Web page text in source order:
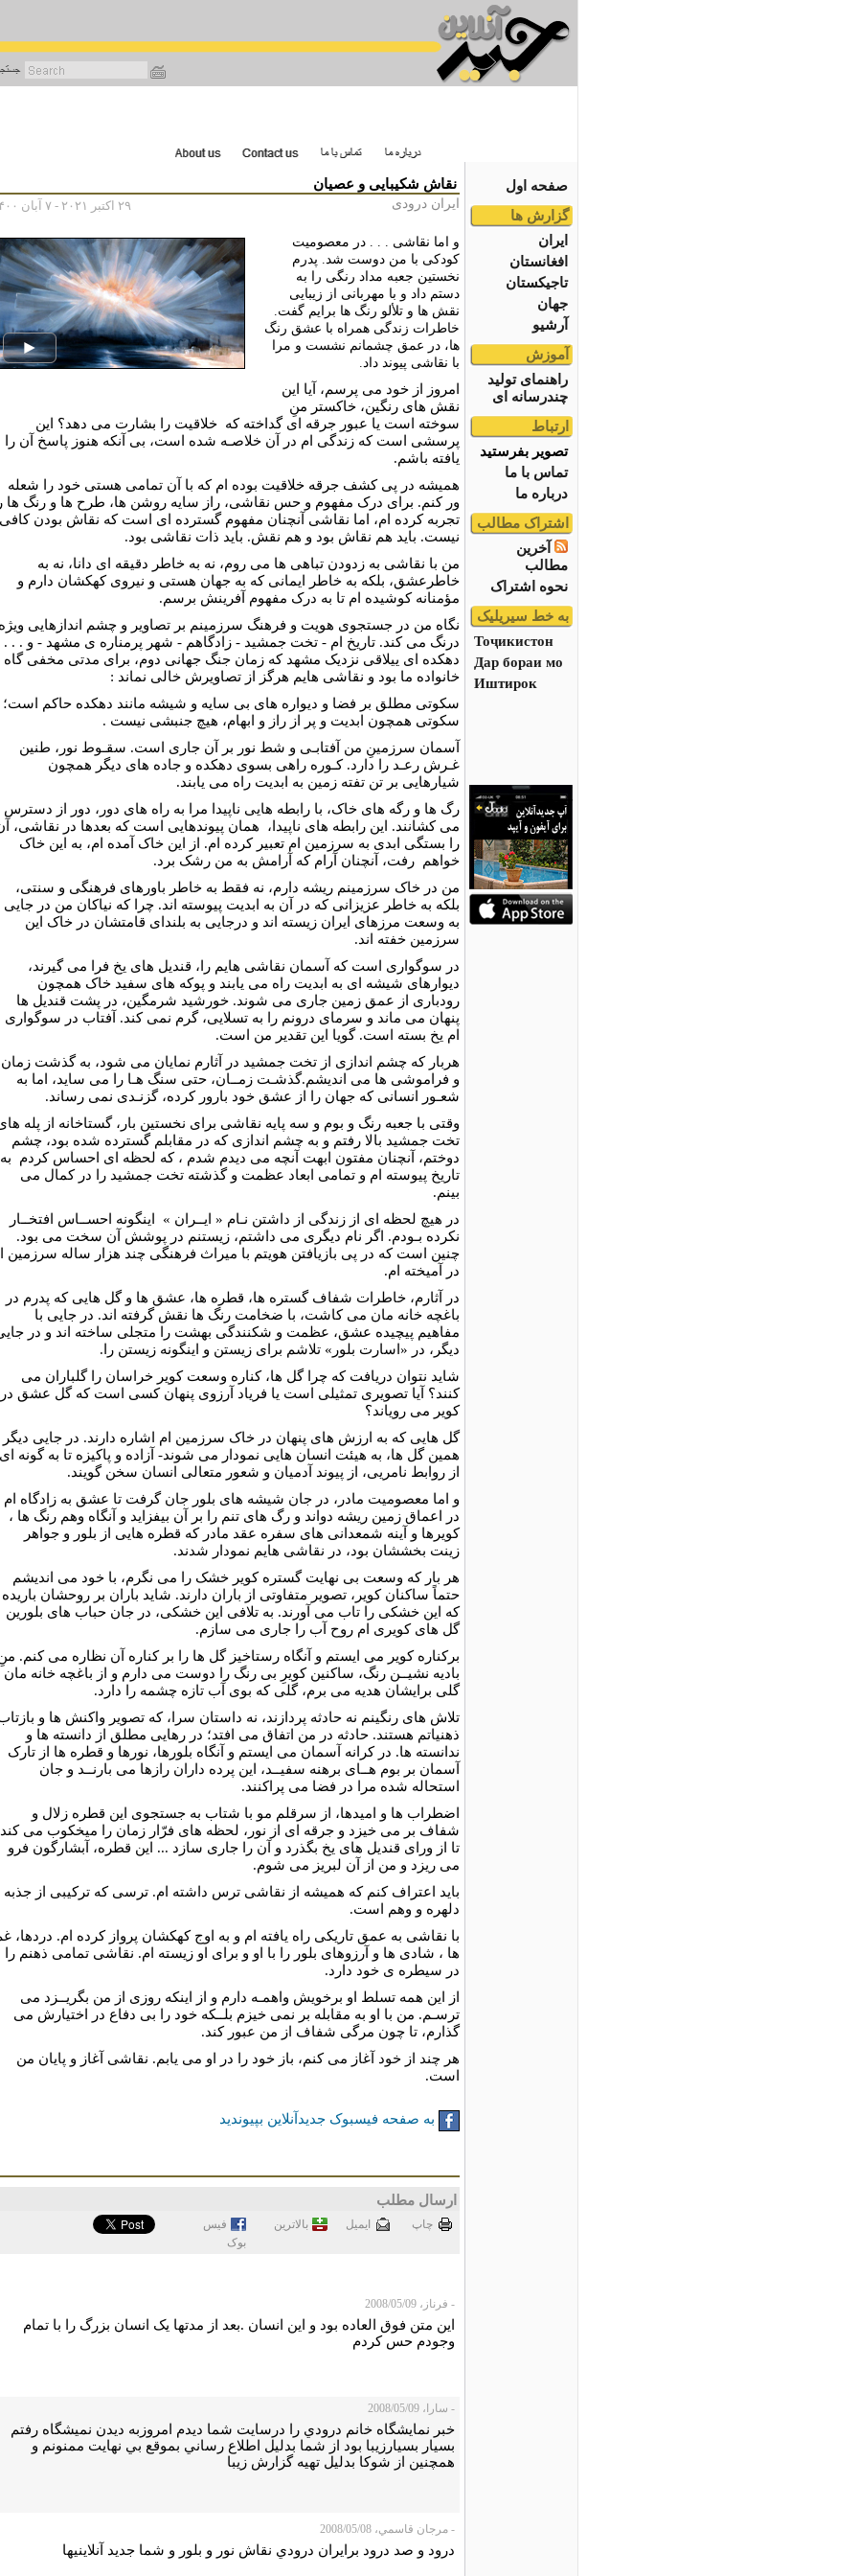
صفحه اول
گزارش ها
ایران
افغانستان
تاجیکستان
جهان
آرشیو
آموزش
راهنمای تولید
چندرسانه ای
ارتباط
تصویر بفرستید
تماس با ما
درباره ما
اشتراک مطالب
آخرین
مطالب
نحوه اشتراک
به خط سیریلیک
Тоҷикистон
Дар бораи мо
Иштирок
نقاش شکیبایی و عصيان
۲۹ اکتبر ۲۰۲۱ - ۷ آبان ۱۴۰۰ ایران درودی
و اما نقاشی . . . در معصومیت
کودکی با من دوست شد. پدرم
نخستین جعبه‌ مداد رنگی را به
دستم داد و با مهربانی از زیبایی
نقش ها و تلألو رنگ ها برایم گفت.
خاطرات زندگی همراه با عشق رنگ
ها، در عمق چشمانم نشست و مرا
با نقاشی پیوند داد.
امروز از خود می پرسم، آیا این
نقش های رنگین، خاکستر منِ
سوخته است یا عبور جرقه ای گداخته که خلاقیت را بشارت می دهد؟ این
پرسشی است که زندگی ام در آن خلاصـه شده است، بی آنکه هنوز پاسخ آن را
یافته باشم.
همیشه در پی کشف جرقه خلاقیت بوده ام که با آن تمامی هستی خود را شعله
ور کنم. برای درک مفهوم و حس نقاشی، راز سایه روشن ها، طرح ها و رنگ ها
تجربه کرده ام، اما نقاشی آنچنان مفهوم گسترده ای است که نقاش بودن کافی
نیست. باید هم نقاش بود و هم نقش. باید ذات نقاشی بود.
من با نقاشی به زدودن تباهی ها می روم، نه به خاطر دقیقه ای دانا، نه به
خاطرعشق، بلکه به خاطر ایمانی که به جهان هستی و نیروی کهکشان دارم و
مؤمنانه کوشیده ام تا به درک مفهوم آفرینش برسم.
نگاه من در جستجوی هویت و فرهنگ سرزمینم بر تصاویر و چشم اندازهایی
درنگ می کند. تاریخ ام - تخت جمشید - زادگاهم - شهر پرمناره ی مشهد - و . . .
دهکده ای ییلاقی نزدیک مشهد که زمان جنگ جهانی دوم، برای مدتی مخفی گاه
خانواده ما بود و نقاشی هایم هرگز از تصاویرش خالی نماند :
سکوتی مطلق بر فضا و دیواره های بی سایه و شیشه مانند دهکده حاکم است؛
سکوتی همچون ابدیت و پر از راز و ابهام، هیچ جنبشی نیست .
آسمان سرزمینِ من آفتابـی و شط نور بر آن جاری است. سقـوط نور، طنین
غـرش رعـد را دارد. کـوره راهی بسوی دهکده و جاده های دیگر همچون
شیارهایی بر تن تفته زمین به ابدیت راه می یابند.
رگ ها و رگه های خاک، با رابطه هایی ناپیدا مرا به راه های دور، دور از دسترس
می کشانند. این رابطه های ناپیدا، همان پیوندهایی است که بعدها در نقاشی،
را بستگی ابدی به سرزمین ام تعبیر کرده ام. از این خاک آمده ام، به این خاک
خواهم رفت، آنچنان آرام که آرامش به من رشک برد.
من در خاک سرزمینم ریشه دارم، نه فقط به خاطر باورهای فرهنگی و سنتی،
بلکه به خاطر عزیزانی که در آن به ابدیت پیوسته اند. چرا که نیاکان من در جایی
به وسعت مرزهای ایران زیسته اند و درجایی به بلندای قامتشان در خاک این
سرزمین خفته اند.
در سوگواری است که آسمان نقاشی هایم را، قندیل های یخ فرا می گیرند،
دیوارهای شیشه ای به ابدیت راه می یابند و پوکه های سفید خاک همچون
رودباری از عمق زمین جاری می شوند. خورشید شرمگین، در پشت قندیل ها
پنهان می ماند و سرمای درونم را به تسلایی، گرم نمی کند. آفتاب در سوگواری
ام یخ بسته است. گویا این تقدیر من است.
هربار که چشم اندازی از تخت جمشید در آثارم نمایان می شود، به گذشت زمان
و فراموشی ها می اندیشم.گذشـت زمــان، حتی سنگ هـا را می ساید، اما به
شعـور انسانی که جهان را از عشق خود بارور کرده، گزنـدی نمی رساند.
وقتی با جعبه رنگ و بوم و سه پایه نقاشی برای نخستین بار، گستاخانه از پله
تخت جمشید بالا رفتم و به چشم اندازی که در مقابلم گسترده شده بود، چشم
دوختم، آنچنان مفتون ابهت آنچه می دیدم شدم ، که لحظه ای احساس کردم به
تاریخ پیوسته ام و تمامی ابعاد عظمت و گذشته تخت جمشید را در کمال می
بینم.
در هیچ لحظه ای از زندگی از داشتن نـام « ایــران » اینگونه احســاس افتخــار
نکرده بـودم. اگر نام دیگری می داشتم، زیستنم در پوشش آن سخت می بود.
چنین است که در پی بازیافتن هویتم با میراث فرهنگی چند هزار ساله سرزمین
در آمیخته ام.
در آثارم، خاطرات شفاف گستره ها، قطره ها، عشق ها و گل هایی که پدرم در
باغچه خانه مان می کاشت، با ضخامت رنگ ها نقش گرفته اند. در جایی با
مفاهیم پیچیده عشق، عظمت و شکنندگی بهشت را متجلی ساخته اند و در
دیگر، در «اسارت بلور» تلاشم برای زیستن و اینگونه زیستن را.
شاید نتوان دریافت که چرا گل ها، کناره وسعت کویر خراسان را گلباران می
کنند؟ آیا تصویری تمثیلی است یا فریاد آرزوی پنهان کسی است که گل عشق در
کویر می رویاند؟
گل هایی که به ارزش های پنهان در خاک سرزمین ام اشاره دارند. در جایی دیگر
همین گل ها، به هیئت انسان هایی نمودار می شوند- آزاده و پاکیزه تا به گونه ای
از روابط نامریی، از پیوند آدمیان و شعور متعالی انسان سخن گویند.
و اما معصومیت مادر، در جان شیشه های بلور جان گرفت تا عشق به زادگاه ام
در اعماق زمین ریشه دواند و رگ های تنم را بر آن بیفزاید و آنگاه وهم رنگ ها ،
کویرها و آینه شمعدانی های سفره عقد مادر که قطره هایی از بلور و جواهر
زینت بخششان بود، در نقاشی هایم نمودار شدند.
هر بار که وسعت بی نهایت گستره کویر خشک را می نگرم، با خود می اندیشم
حتماً ساکنان کویر، تصویر متفاوتی از باران دارند. شاید باران بر روحشان باریده
که این خشکی را تاب می آورند. به تلافی این خشکی، در جان حباب های بلورین
گل های کویری ام روح آب را جاری می سازم.
برکناره کویر می ایستم و آنگاه رستاخیز گل ها را بر کناره آن نظاره می کنم.
بادیه نشیــن رنگ، ساکنین کویرِ بی رنگ را دوست می دارم و از باغچه خانه مان
گلی برایشان هدیه می برم، گلی که بوی آب تازه چشمه را دارد.
تلاش های رنگینم نه حادثه پردازند، نه داستان سرا، که تصویر واکنش ها و
ذهنیاتم هستند. حادثه در من اتفاق می افتد؛ در رهایی مطلق از دانسته ها و
ندانسته ها. در کرانه آسمان می ایستم و آنگاه بلورها، نورها و قطره ها از تارک
آسمان بر بوم هــای برهنه سفیــد، این پرده داران رازها می بارنــد و جان
استحاله شده مرا در فضا می‌ پراکنند.
اضطراب ها و امیدها، از سرقلم مو با شتاب به جستجوی این قطره زلال و
شفاف بر می خیزد و جرقه ای از نور، لحظه های فرّار زمان را میخکوب می کند
تا از ورای قندیل های یخ بگذرد و آن را جاری سازد ... این قطره، آبشارگون فرو
می ریزد و من از آن لبریز می شوم.
باید اعتراف کنم که همیشه از نقاشی ترس داشته ام. ترسی که ترکیبی از جذبه
دلهره و وهم است.
با نقاشی به عمق تاریکی راه یافته ام و به اوج کهکشان پرواز کرده ام. دردها،
ها ، شادی ها و آرزوهای بلور را با او و برای او زیسته ام. نقاشی تمامی ذهنم را
در سیطره ی خود دارد.
از این همه تسلط او برخویش واهمـه دارم و از اینکه روزی از من بگریــزد می
ترسـم. من با او به مقابله بر نمی خیزم بلــکه خود را بی دفاع در اختیارش می
گذارم، تا چون مرگی شفاف از من عبور کند.
هر چند از خود آغاز می کنم، باز خود را در او می یابم. نقاشی آغاز و پایان من
است.
به صفحه فیسبوک جدیدآنلاین بپیوندید
ارسال مطلب
چاپ ايميل بالاترین
فيس
بوک
- فرناز، 2008/05/09
این متن فوق العاده بود و این انسان .بعد از مدتها یک انسان بزرگ را با تمام
وجودم حس کردم
- سارا، 2008/05/09
خبر نمايشگاه خانم درودي را درسايت شما ديدم امروزبه ديدن نميشگاه رفتم
بسيار بسيارزيبا بود از شما بدليل اطلاع رساني بموقع بي نهايت ممنونم و
همچنين از شوکا بدليل تهيه گزارش زيبا
- مرجان قاسمي، 2008/05/08
درود و صد درود برايران درودي نقاش نور و بلور و شما جديد آنلاينيها